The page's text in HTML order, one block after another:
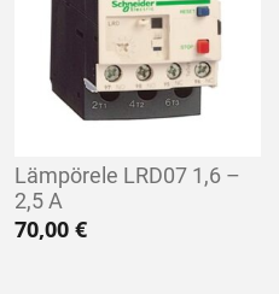
Lämpörele LRD07 1,6 –
2,5 A
70,00 €